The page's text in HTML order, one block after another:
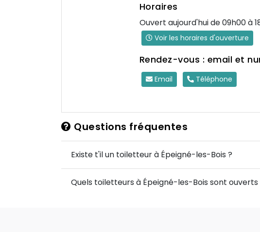
Horaires
Ouvert aujourd'hui de 09h00 à
Voir les horaires d'ouverture
Rendez-vous : email et
Email Téléphone
Questions fréquentes
Existe t'il un toiletteur à Épeigné-les-Bois ?
Quels toiletteurs à Épeigné-les-Bois sont ouverts